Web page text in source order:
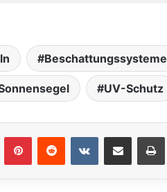
Beschattungssysteme
UV-Schutz